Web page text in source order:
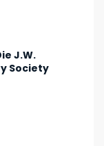
J.W.
Society